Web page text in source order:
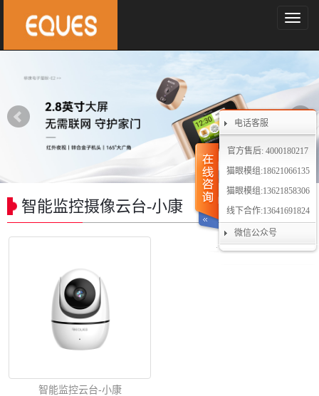
电话客服
官方售后: 4000180217
猫眼模组:18621066135
猫眼模组:13621858306
线下合作:13641691824
微信公众号
导
菜
智能监控摄像云台-小康
智能监控云台-小康